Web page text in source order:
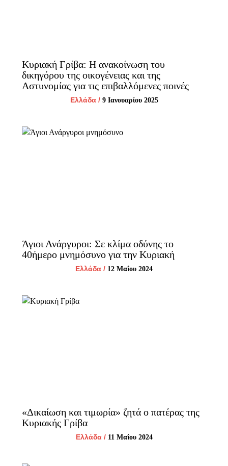
Κυριακή Γρίβα: Η ανακοίνωση του
δικηγόρου της οικογένειας και της
Αστυνομίας για τις επιβαλλόμενες ποινές
Ελλάδα/ 9 Ιανουαρίου 2025
Άγιοι Ανάργυροι: Σε κλίμα οδύνης το
40ήμερο μνημόσυνο για την Κυριακή
Ελλάδα / 12 Μαΐου 2024
«Δικαίωση και τιμωρία» ζητά ο πατέρας της
Κυριακής Γρίβα
Ελλάδα/ 11 Μαΐου 2024